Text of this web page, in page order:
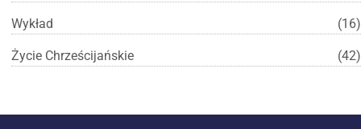
Wykład (16)
Życie Chrześcijańskie (42)